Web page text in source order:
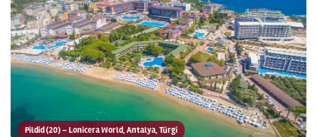
Pildid (20) – Lonicera World, Antalya, Türgi